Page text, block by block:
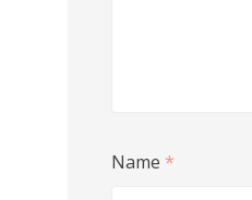
Name *